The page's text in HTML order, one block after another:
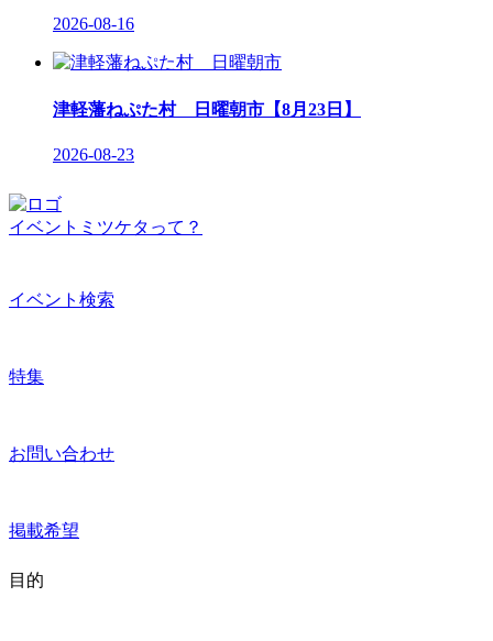
2026-08-16
津軽藩ねぷた村 日曜朝市【8月23日】
2026-08-23
イベントミツケタって？
イベント検索
特集
お問い合わせ
掲載希望
目的